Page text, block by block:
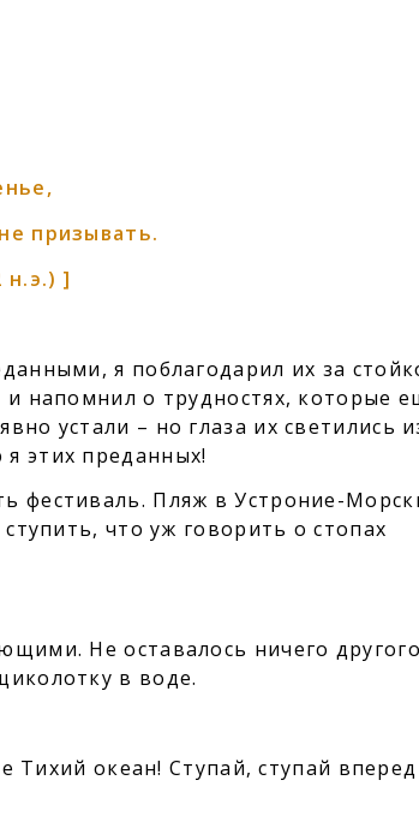
призывать.
н.э.) ]
я поблагодарил их за
напомнил о трудностях, которые
устали – но глаза их светились
этих преданных!
фестиваль. Пляж в Устроние-
что уж говорить о стопах
Не оставалось ничего
в воде.
Тихий океан! Ступай, ступай